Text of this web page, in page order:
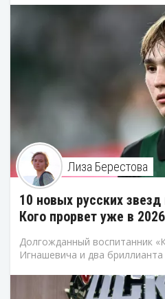
Лиза Берестова
10 новых русских
Кого прорвет уже в
Долгожданный воспитанник
Игнашевича и два